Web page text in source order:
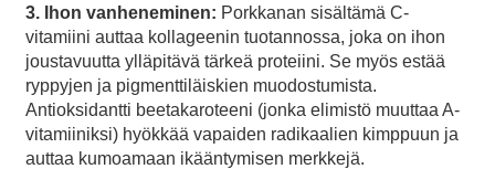
3. Ihon vanheneminen: Porkkanan sisältämä C-
vitamiini auttaa kollageenin tuotannossa, joka on ihon
joustavuutta ylläpitävä tärkeä proteiini. Se myös estää
ryppyjen ja pigmenttiläiskien muodostumista.
Antioksidantti beetakaroteeni (jonka elimistö muuttaa A-
vitamiiniksi) hyökkää vapaiden radikaalien kimppuun ja
auttaa kumoamaan ikääntymisen merkkejä.